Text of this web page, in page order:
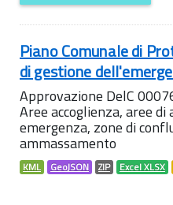
Piano Comunale di
di gestione
Approvazione DelC
Aree accoglienza, aree
emergenza, zone di
ammassamento
KML GeoJSON ZIP Excel XLSX